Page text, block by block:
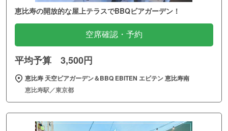
恵比寿の開放的な屋上テラスでBBQビアガーデン！
空席確認・予約
平均予算 3,500円
恵比寿 天空ビアガーデン＆BBQ EBITEN エビテン 恵比寿南
恵比寿駅／東京都